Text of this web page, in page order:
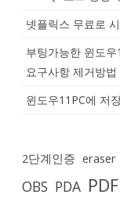
넷플릭스 무료로
부팅가능한 윈도
요구사항 제거방
윈도우11PC에 저
2단계인증 eraser
OBS PDA PDF